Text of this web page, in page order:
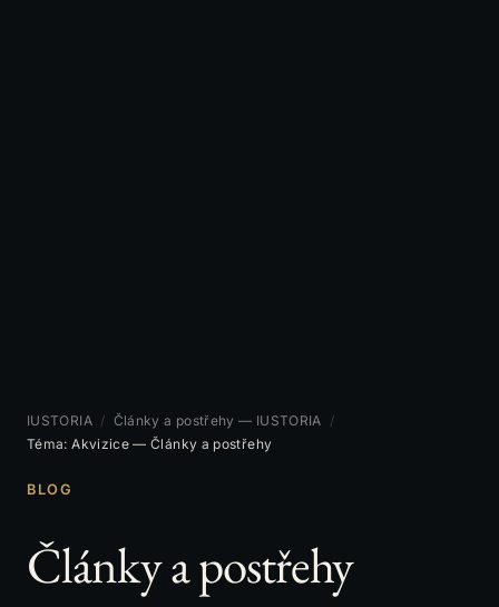
IUSTORIA / Články a postřehy — IUSTORIA /
Téma: Akvizice — Články a postřehy
BLOG
Články a postřehy